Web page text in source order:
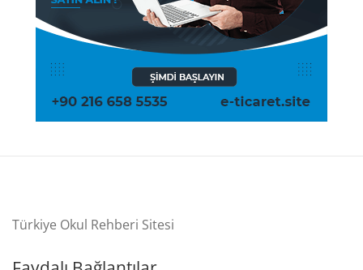
Türkiye Okul Rehberi Sitesi